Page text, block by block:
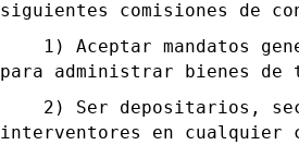
siguientes comisiones de
1) Aceptar mandatos
para administrar bienes de
2) Ser depositarios,
interventores en cualquier